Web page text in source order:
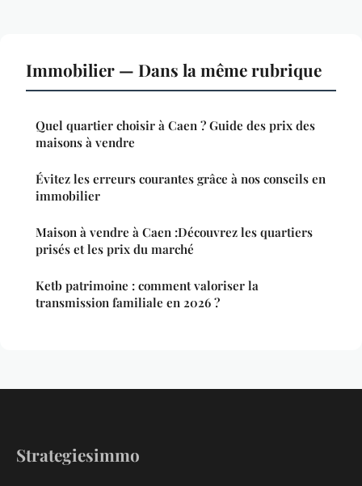
Immobilier — Dans la même rubrique
Quel quartier choisir à Caen ? Guide des prix des
maisons à vendre
Évitez les erreurs courantes grâce à nos conseils en
immobilier
Maison à vendre à Caen :Découvrez les quartiers
prisés et les prix du marché
Ketb patrimoine : comment valoriser la
transmission familiale en 2026 ?
Strategiesimmo